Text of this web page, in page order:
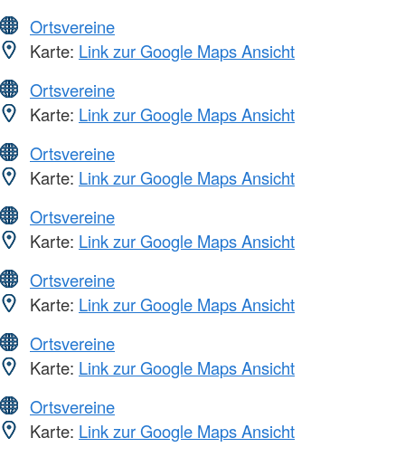
Ortsvereine
Karte: Link zur Google Maps Ansicht
Ortsvereine
Karte: Link zur Google Maps Ansicht
Ortsvereine
Karte: Link zur Google Maps Ansicht
Ortsvereine
Karte: Link zur Google Maps Ansicht
Ortsvereine
Karte: Link zur Google Maps Ansicht
Ortsvereine
Karte: Link zur Google Maps Ansicht
Ortsvereine
Karte: Link zur Google Maps Ansicht